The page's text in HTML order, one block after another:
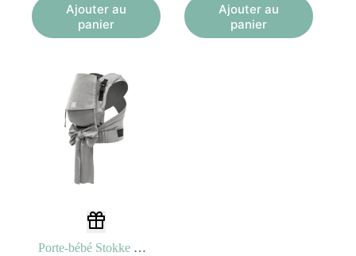
Ajouter au
panier
Ajouter au
panier
Porte-bébé Stokke Limas Carrier Plus (Gris Mélangé)